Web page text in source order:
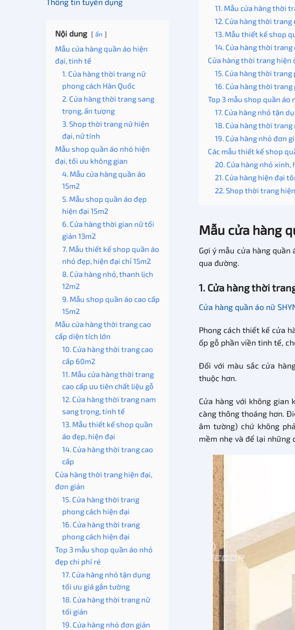
Nội dung ẩn
Mẫu cửa hàng quần áo hiện
đại, tinh tế
1. Cửa hàng thời trang nữ
phong cách Hàn Quốc
2. Cửa hàng thời trang sang
trọng, ấn tượng
3. Shop thời trang nữ hiện
đại, nữ tính
Mẫu shop quần áo nhỏ hiện
đại, tối ưu không gian
4. Mẫu cửa hàng quần áo
15m2
5. Mẫu shop quần áo đẹp
hiện đại 15m2
6. Cửa hàng thời gian nữ tối
giản 13m2
7. Mẫu thiết kế shop quần áo
nhỏ đẹp, hiện đại chỉ 15m2
8. Cửa hàng nhỏ, thanh lịch
12m2
9. Mẫu shop quần áo cao cấp
15m2
Mẫu cửa hàng thời trang cao
cấp diện tích lớn
10. Cửa hàng thời trang cao
cấp 60m2
11. Mẫu cửa hàng thời trang
cao cấp ưu tiên chất liệu gỗ
12. Cửa hàng thời trang nam
sang trọng, tinh tế
13. Mẫu thiết kế shop quần
áo đẹp, hiện đại
14. Cửa hàng thời trang cao
cấp
Cửa hàng thời trang hiện đại,
đơn giản
15. Cửa hàng thời trang
phong cách hiện đại
16. Cửa hàng thời trang
phong cách hiện đại
Top 3 mẫu shop quần áo nhỏ
đẹp chi phí rẻ
17. Cửa hàng nhỏ tận dụng
tối ưu giá gắn tường
18. Cửa hàng thời trang nữ
tối giản
19. Cửa hàng nhỏ đơn giản
11. Mẫu cửa hàng thời
12. Cửa hàng thời
13. Mẫu thiết kế shop
14. Cửa hàng thời trang
Cửa hàng thời trang hiện
15. Cửa hàng thời
16. Cửa hàng thời
Top 3 mẫu shop quần áo
17. Cửa hàng nhỏ tận
18. Cửa hàng thời
19. Cửa hàng nhỏ đơn
Các mẫu thiết kế shop
20. Cửa hàng nhỏ xinh,
21. Cửa hàng hiện đại
22. Shop thời trang
Mẫu cửa hàng
Gợi ý mẫu cửa hàng
qua đường.
1. Cửa hàng thời
Cửa hàng quần áo nữ
Phong cách thiết kế cửa
ốp gỗ phần viền tinh tế,
Đối với màu sắc cửa
thuộc hơn.
Cửa hàng với không
càng thông thoáng hơn.
âm tường) chứ không
mềm nhẹ và để lại những